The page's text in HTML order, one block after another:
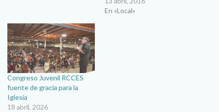
Congreso Juvenil Católico
En «Local»
Congreso Juvenil RCCES
fuente de gracia para la
Iglesia
18 abril, 2026